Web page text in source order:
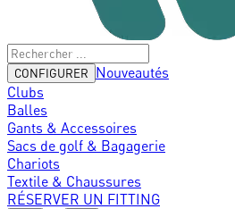
CONFIGURER
Nouveautés
Clubs
Balles
Gants & Accessoires
Sacs de golf & Bagagerie
Chariots
Textile & Chaussures
RÉSERVER UN FITTING